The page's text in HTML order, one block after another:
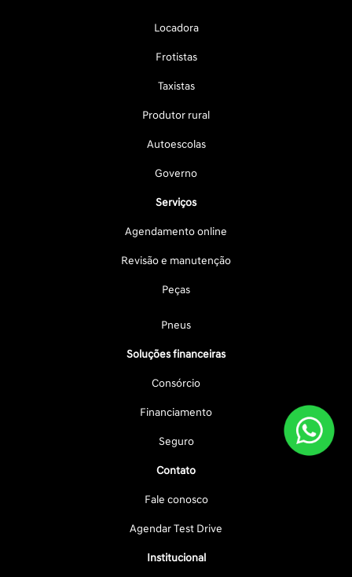
Locadora
Frotistas
Taxistas
Produtor rural
Autoescolas
Governo
Serviços
Agendamento online
Revisão e manutenção
Peças
Pneus
Soluções financeiras
Consórcio
Financiamento
Seguro
Contato
Fale conosco
Agendar Test Drive
Institucional